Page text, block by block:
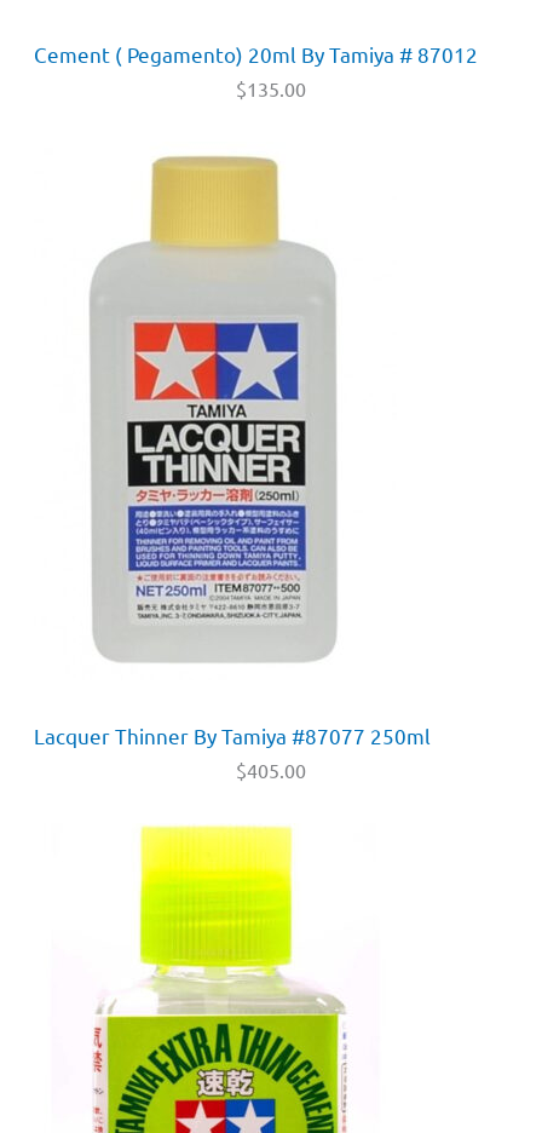
Cement ( Pegamento) 20ml By Tamiya # 87012
$135.00
Lacquer Thinner By Tamiya #87077 250ml
$405.00